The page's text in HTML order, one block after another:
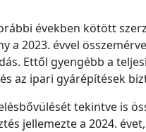
években kötött
a 2023. évvel
Ettől gyengébb a
az ipari gyárépítések
tekintve is
jellemezte a 2024.